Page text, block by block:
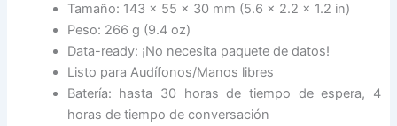
Tamaño: 143 x 55 x 30 mm (5.6 x 2.2 x 1.2 in)
Peso: 266 g (9.4 oz)
Data-ready: ¡No necesita paquete de datos!
Listo para Audífonos/Manos libres
Batería: hasta 30 horas de tiempo de espera, 4
horas de tiempo de conversación